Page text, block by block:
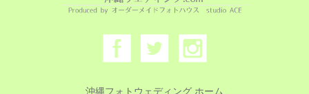
沖縄フォトウェディング ホーム